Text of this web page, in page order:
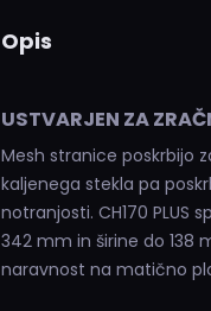
Opis
USTVARJEN ZA
Mesh stranice poskrbijo
kaljenega stekla pa
notranjosti. CH170
342 mm in širine do 138
naravnost na matično